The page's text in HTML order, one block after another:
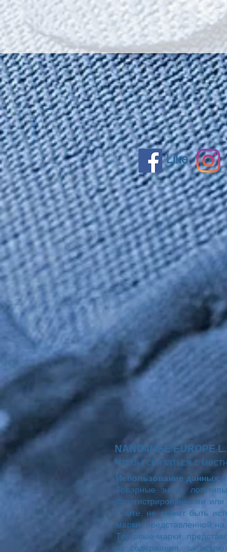
Like
NANO4LIFE EUROPE
Чтобы связаться с
Использование данных
Товарные знаки,
зарегистрированными
Сайте, не может быть
марки, представленной
Торговые марки,
их содержания, за